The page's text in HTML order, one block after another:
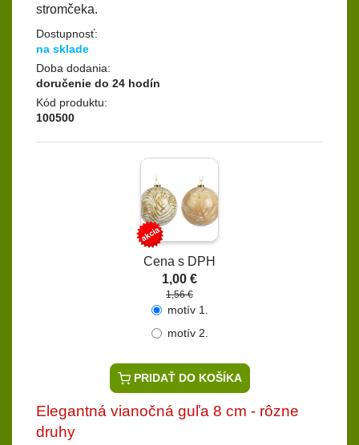
stromčeka.
Dostupnosť:
na sklade
Doba dodania:
doručenie do 24 hodín
Kód produktu:
100500
Cena s DPH
1,00 €
1,56 €
motív 1.
motív 2.
PRIDAŤ DO KOŠÍKA
Elegantná vianočná guľa 8 cm - rôzne
druhy